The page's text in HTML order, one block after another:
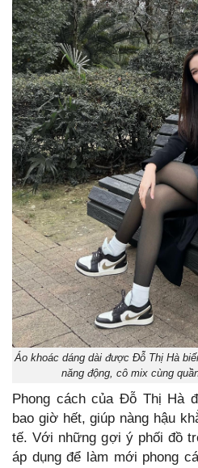
Áo khoác dáng dài được Đỗ Thị Hà
năng động, cô mix cùng
Phong cách của Đỗ Thị Hà
bao giờ hết, giúp nàng hậu
tế. Với những gợi ý phối đồ
áp dụng để làm mới phong